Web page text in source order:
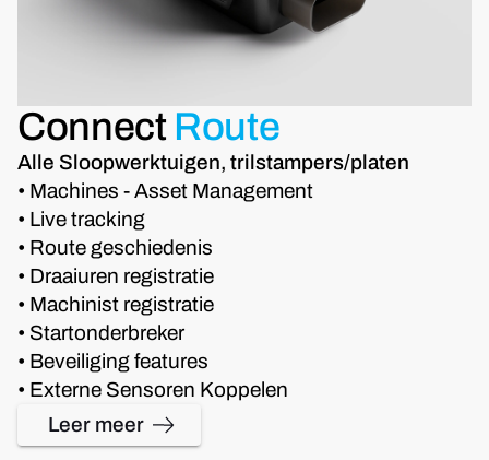
Connect Route
Alle Sloopwerktuigen, trilstampers/platen
• Machines - Asset Management
• Live tracking
• Route geschiedenis
• Draaiuren registratie
• Machinist registratie
• Startonderbreker
• Beveiliging features
• Externe Sensoren Koppelen
Leer meer